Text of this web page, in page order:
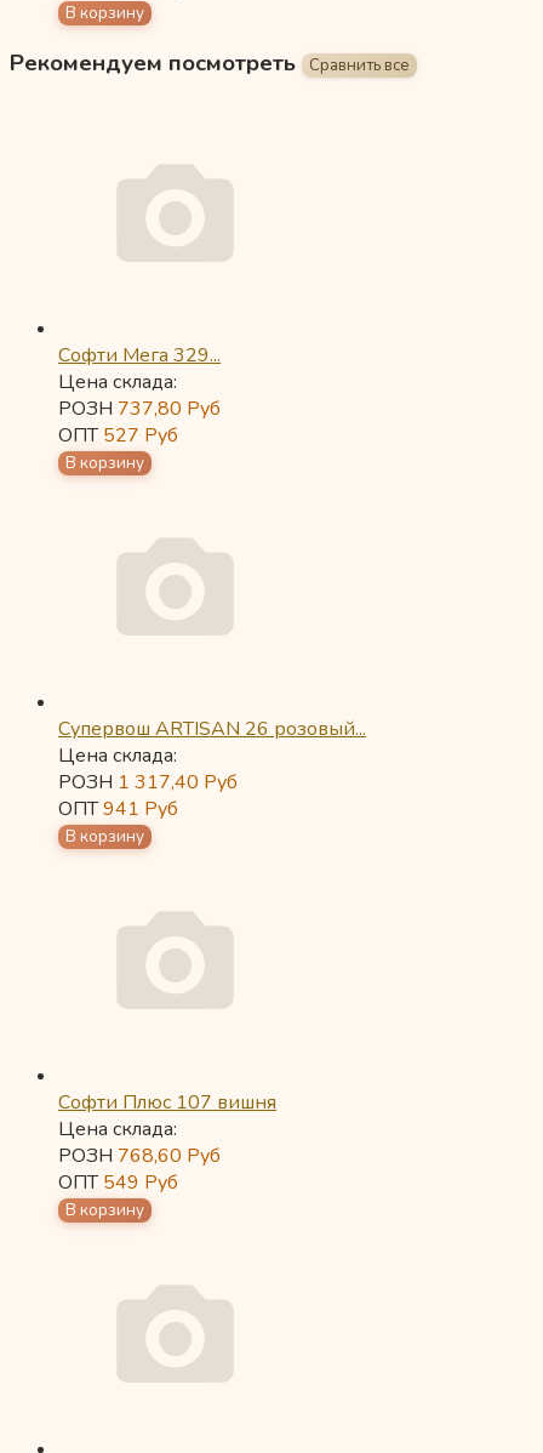
Рекомендуем посмотреть
Софти Мега 329...
Цена склада:
РОЗН 737,80 Руб
ОПТ527 Руб
Супервош ARTISAN 26 розовый...
Цена склада:
РОЗН 1 317,40 Руб
ОПТ941 Руб
Софти Плюс 107 вишня
Цена склада:
РОЗН 768,60 Руб
ОПТ549 Руб